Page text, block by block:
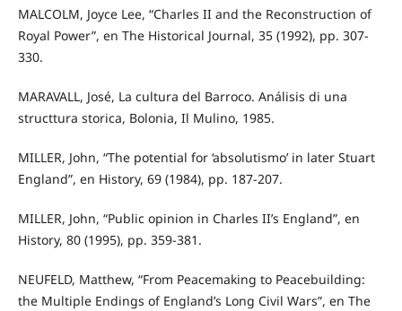
MALCOLM, Joyce Lee, “Charles II and the Reconstruction of
Royal Power”, en The Historical Journal, 35 (1992), pp. 307-
330.
MARAVALL, José, La cultura del Barroco. Análisis di una
structtura storica, Bolonia, Il Mulino, 1985.
MILLER, John, “The potential for ‘absolutismo’ in later Stuart
England”, en History, 69 (1984), pp. 187-207.
MILLER, John, “Public opinion in Charles II’s England”, en
History, 80 (1995), pp. 359-381.
NEUFELD, Matthew, “From Peacemaking to Peacebuilding:
the Multiple Endings of England’s Long Civil Wars”, en The